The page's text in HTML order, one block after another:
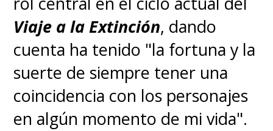
Viaje a la Extinción, dando
cuenta ha tenido "la fortuna y la
suerte de siempre tener una
coincidencia con los personajes
en algún momento de mi vida".